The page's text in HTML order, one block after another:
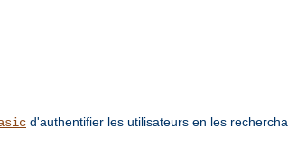
d'authentifier les utilisateurs en les